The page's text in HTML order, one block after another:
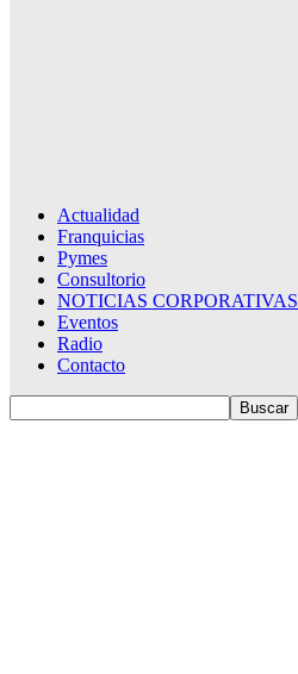
Actualidad
Franquicias
Pymes
Consultorio
NOTICIAS CORPORATIVAS
Eventos
Radio
Contacto